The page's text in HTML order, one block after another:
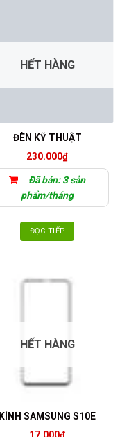
HẾT HÀNG
ĐÈN KỸ THUẬT
230.000₫
Đã bán: 3 sản
phẩm/tháng
ĐỌC TIẾP
HẾT HÀNG
KÍNH SAMSUNG S10E